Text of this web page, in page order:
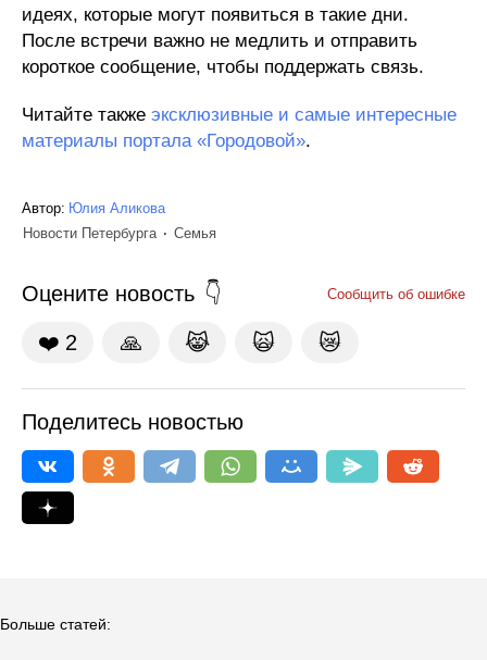
идеях, которые могут появиться в такие дни.
После встречи важно не медлить и отправить
короткое сообщение, чтобы поддержать связь.
Читайте также эксклюзивные и самые интересные
материалы портала «Городовой».
Автор: Юлия Аликова
Новости Петербурга
Семья
Оцените новость Сообщить об ошибке
❤️ 2 🙏 😹 🙀 😿
Поделитесь новостью
Больше статей: